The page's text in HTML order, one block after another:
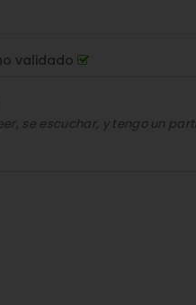
validado
se escuchar, y tengo un